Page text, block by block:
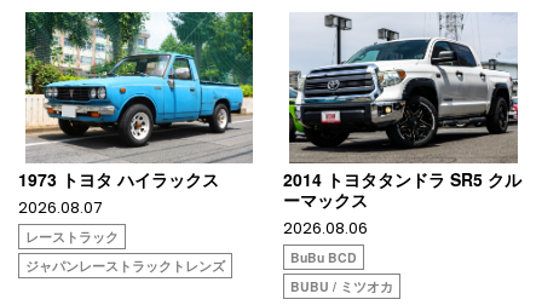
1973 トヨタ ハイラックス
2026.08.07
レーストラック
ジャパンレーストラックトレンズ
2014 トヨタタンドラ SR5 クル
ーマックス
2026.08.06
BuBu BCD
BUBU / ミツオカ